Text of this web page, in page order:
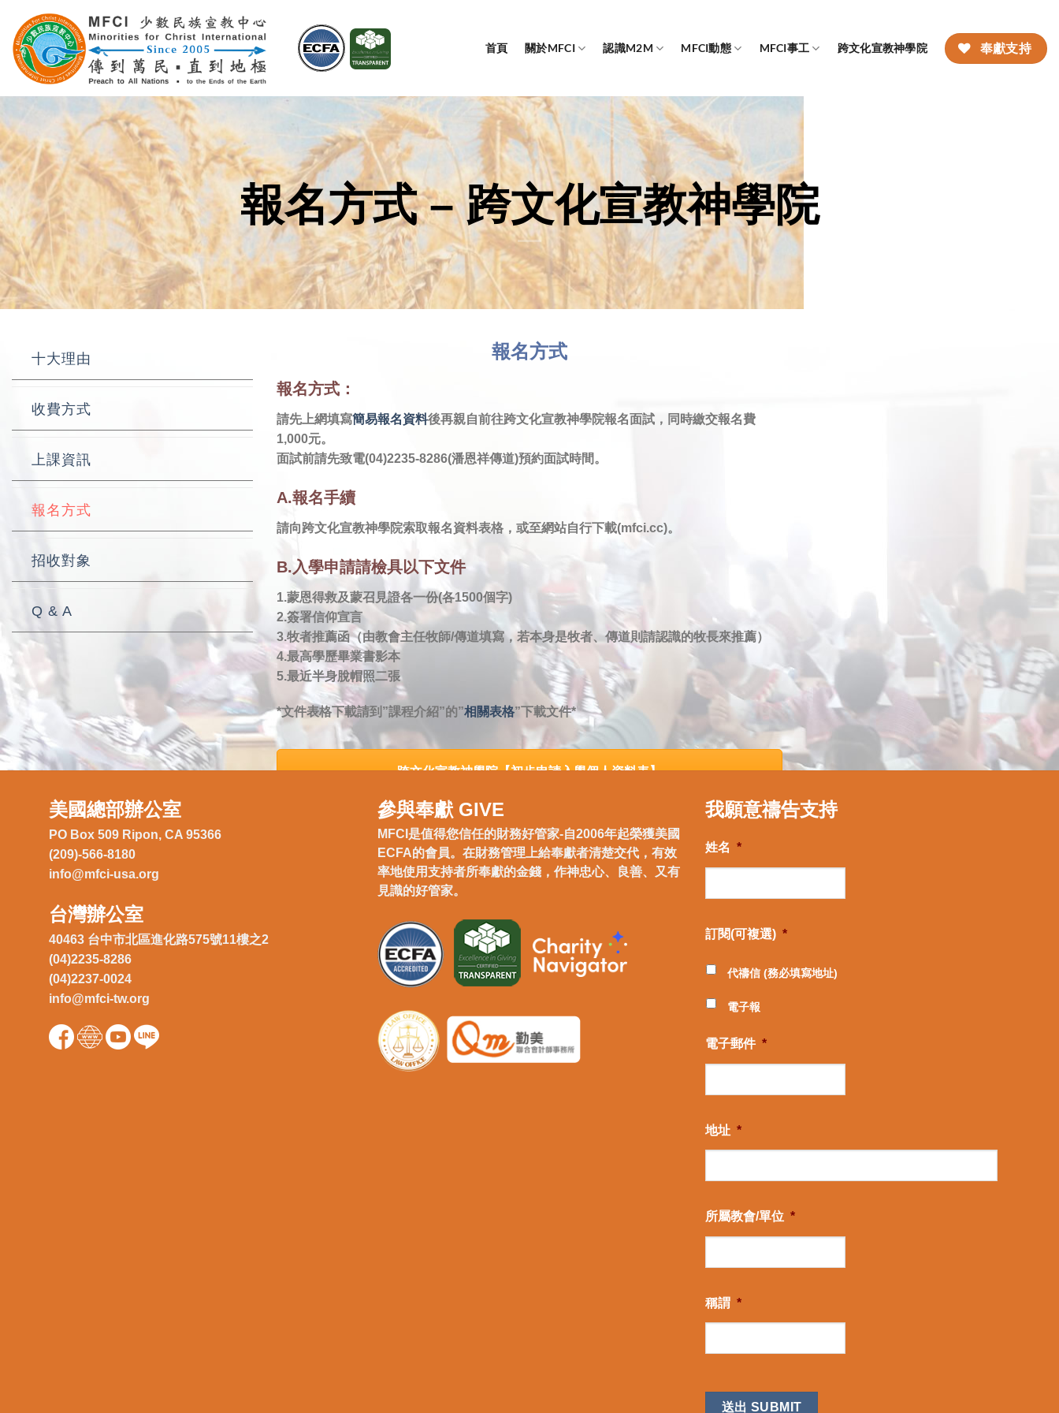
content
首頁 關於MFCI 認識M2M MFCI動態 MFCI事工 跨文化宣教神學院 奉獻支持
報名方式 – 跨文化宣教神學院
十大理由
收費方式
上課資訊
報名方式
招收對象
Q & A
報名方式
報名方式：
請先上網填寫簡易報名資料後再親自前往跨文化宣教神學院報名面試，同時繳交報名費
1,000元。
面試前請先致電(04)2235-8286(潘恩祥傳道)預約面試時間。
A.報名手續
請向跨文化宣教神學院索取報名資料表格，或至網站自行下載(mfci.cc)。
B.入學申請請檢具以下文件
1.蒙恩得救及蒙召見證各一份(各1500個字)
2.簽署信仰宣言
3.牧者推薦函（由教會主任牧師/傳道填寫，若本身是牧者、傳道則請認識的牧長來推薦）
4.最高學歷畢業書影本
5.最近半身脫帽照二張
*文件表格下載請到”課程介紹”的”相關表格”下載文件*
跨文化宣教神學院【初步申請入學個人資料表】
美國總部辦公室
PO Box 509 Ripon, CA 95366
(209)-566-8180
info@mfci-usa.org
台灣辦公室
40463 台中市北區進化路575號11樓之2
(04)2235-8286
(04)2237-0024
info@mfci-tw.org
參與奉獻 GIVE
MFCI是值得您信任的財務好管家-自2006年起榮獲美國
ECFA的會員。在財務管理上給奉獻者清楚交代，有效
率地使用支持者所奉獻的金錢，作神忠心、良善、又有
見識的好管家。
我願意禱告支持
姓名 *
訂閱(可複選) *
代禱信 (務必填寫地址)
電子報
電子郵件 *
地址 *
所屬教會/單位 *
稱謂 *